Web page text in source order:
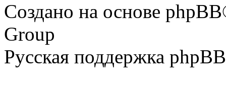
Создано на основе
Group
Русская поддержка phpBB